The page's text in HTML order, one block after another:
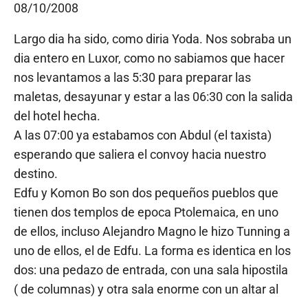
08/10/2008
Largo dia ha sido, como diria Yoda. Nos sobraba un
dia entero en Luxor, como no sabiamos que hacer
nos levantamos a las 5:30 para preparar las
maletas, desayunar y estar a las 06:30 con la salida
del hotel hecha.
A las 07:00 ya estabamos con Abdul (el taxista)
esperando que saliera el convoy hacia nuestro
destino.
Edfu y Komon Bo son dos pequeños pueblos que
tienen dos templos de epoca Ptolemaica, en uno
de ellos, incluso Alejandro Magno le hizo Tunning a
uno de ellos, el de Edfu. La forma es identica en los
dos: una pedazo de entrada, con una sala hipostila
( de columnas) y otra sala enorme con un altar al